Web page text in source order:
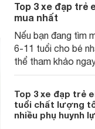
Top 3 xe đạp trẻ
mua nhất
Nếu bạn đang tìm
6-11 tuổi cho bé
thể tham khảo
Websosanh nhé:
Top 3 xe đạp trẻ
tuổi chất lượng
nhiều phụ huynh